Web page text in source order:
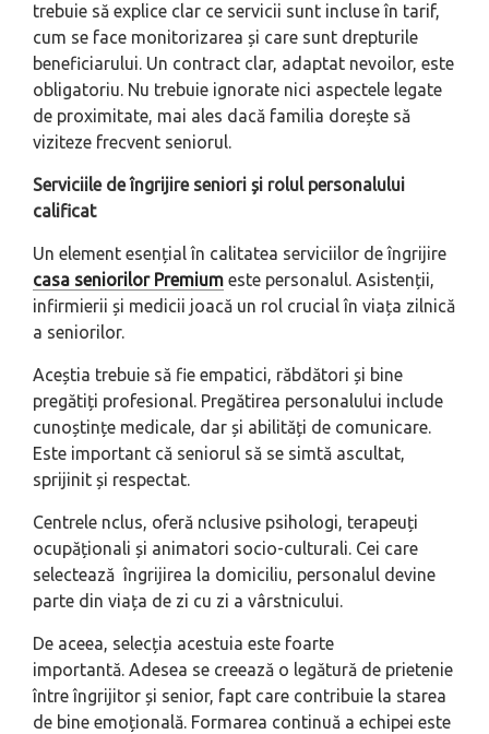
trebuie să explice clar ce servicii sunt incluse în tarif,
cum se face monitorizarea și care sunt drepturile
beneficiarului. Un contract clar, adaptat nevoilor, este
obligatoriu. Nu trebuie ignorate nici aspectele legate
de proximitate, mai ales dacă familia dorește să
viziteze frecvent seniorul.
Serviciile de îngrijire seniori și rolul personalului
calificat
Un element esențial în calitatea serviciilor de îngrijire
casa seniorilor Premium este personalul. Asistenții,
infirmierii și medicii joacă un rol crucial în viața zilnică
a seniorilor.
Aceștia trebuie să fie empatici, răbdători și bine
pregătiți profesional. Pregătirea personalului include
cunoștințe medicale, dar și abilități de comunicare.
Este important că seniorul să se simtă ascultat,
sprijinit și respectat.
Centrele nclus, oferă nclusive psihologi, terapeuți
ocupăționali și animatori socio-culturali. Cei care
selectează îngrijirea la domiciliu, personalul devine
parte din viața de zi cu zi a vârstnicului.
De aceea, selecția acestuia este foarte
importantă. Adesea se creează o legătură de prietenie
între îngrijitor și senior, fapt care contribuie la starea
de bine emoțională. Formarea continuă a echipei este